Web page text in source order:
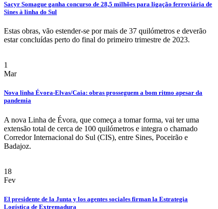
Sacyr Somague ganha concurso de 28,5 milhões para ligação ferroviária de
Sines à linha do Sul
Estas obras, vão estender-se por mais de 37 quilómetros e deverão
estar concluídas perto do final do primeiro trimestre de 2023.
1
Mar
Nova linha Évora-Elvas/Caia: obras prosseguem a bom ritmo apesar da
pandemia
A nova Linha de Évora, que começa a tomar forma, vai ter uma
extensão total de cerca de 100 quilómetros e integra o chamado
Corredor Internacional do Sul (CIS), entre Sines, Poceirão e
Badajoz.
18
Fev
El presidente de la Junta y los agentes sociales firman la Estrategia
Logística de Extremadura